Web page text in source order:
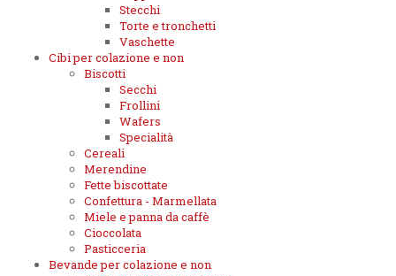
Stecchi
Torte e tronchetti
Vaschette
Cibi per colazione e non
Biscotti
Secchi
Frollini
Wafers
Specialità
Cereali
Merendine
Fette biscottate
Confettura - Marmellata
Miele e panna da caffè
Cioccolata
Pasticceria
Bevande per colazione e non